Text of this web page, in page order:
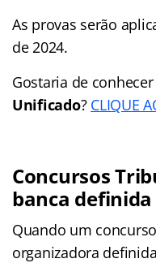
As provas serão
de 2024.
Gostaria de
Unificado? CLIQUE
Concursos
banca definida
Quando um
organizadora